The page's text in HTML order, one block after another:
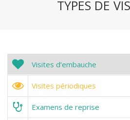
TYPES DE
Visites d’embauche
Visites périodiques
Examens de reprise